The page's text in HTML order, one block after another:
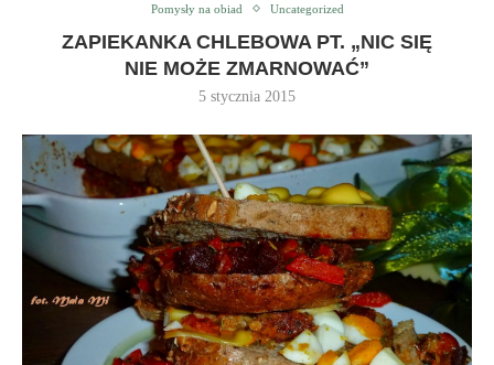
Pomysły na obiad Uncategorized
ZAPIEKANKA CHLEBOWA PT. „NIC SIĘ
NIE MOŻE ZMARNOWAĆ”
5 stycznia 2015